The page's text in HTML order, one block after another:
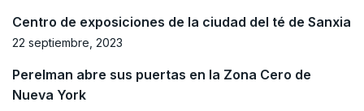
Centro de exposiciones de la ciudad del té de Sanxia
22 septiembre, 2023
Perelman abre sus puertas en la Zona Cero de
Nueva York